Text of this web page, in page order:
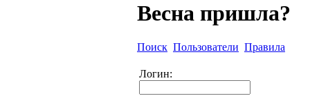
Весна пришла?
Поиск Пользователи Правила
Логин: